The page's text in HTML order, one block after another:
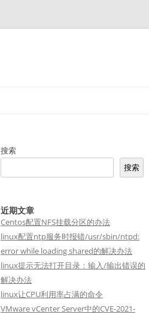
搜索
搜索
近期文章
Centos配置NFS挂载分区的办法
linux配置ntp服务时报错/usr/sbin/ntpd:
error while loading shared的解决办法
linux提示无法打开目录：输入/输出错误的
解决办法
linux让CPU利用率占满的命令
VMware vCenter Server中的CVE-2021-